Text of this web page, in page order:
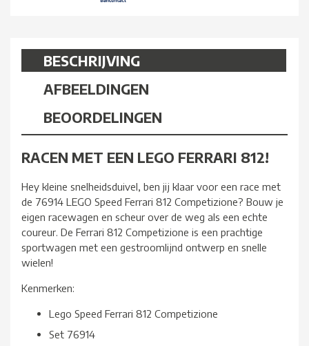
BESCHRIJVING
AFBEELDINGEN
BEOORDELINGEN
RACEN MET EEN LEGO FERRARI 812!
Hey kleine snelheidsduivel, ben jij klaar voor een race met
de 76914 LEGO Speed Ferrari 812 Competizione? Bouw je
eigen racewagen en scheur over de weg als een echte
coureur. De Ferrari 812 Competizione is een prachtige
sportwagen met een gestroomlijnd ontwerp en snelle
wielen!
Kenmerken:
Lego Speed Ferrari 812 Competizione
Set 76914